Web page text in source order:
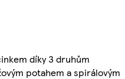
díky 3 druhům
potahem a spirálovým